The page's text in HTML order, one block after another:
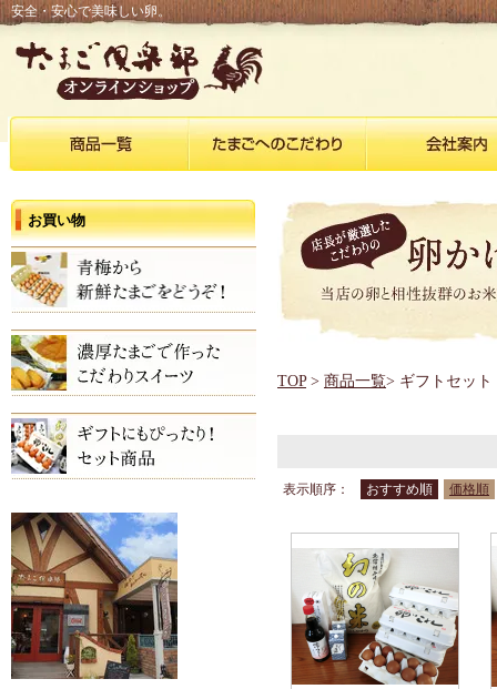
安全・安心で美味しい卵。
お買い物
TOP> 商品一覧> ギフトセット
表示順序： おすすめ順 価格順